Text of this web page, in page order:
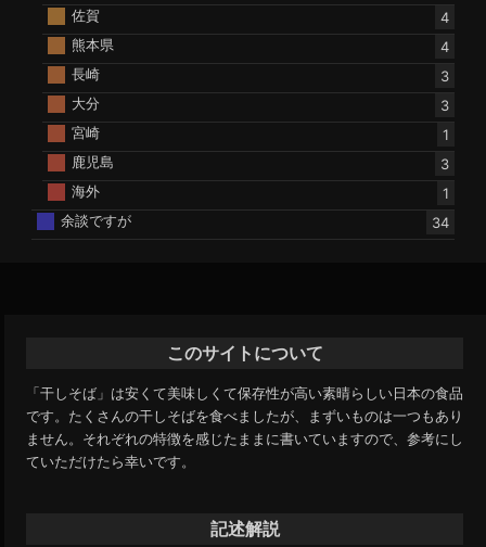
佐賀
4
熊本県
4
長崎
3
大分
3
宮崎
1
鹿児島
3
海外
1
余談ですが
34
このサイトについて
「干しそば」は安くて美味しくて保存性が高い素晴らしい日本の食品
です。たくさんの干しそばを食べましたが、まずいものは一つもあり
ません。それぞれの特徴を感じたままに書いていますので、参考にし
ていただけたら幸いです。
記述解説